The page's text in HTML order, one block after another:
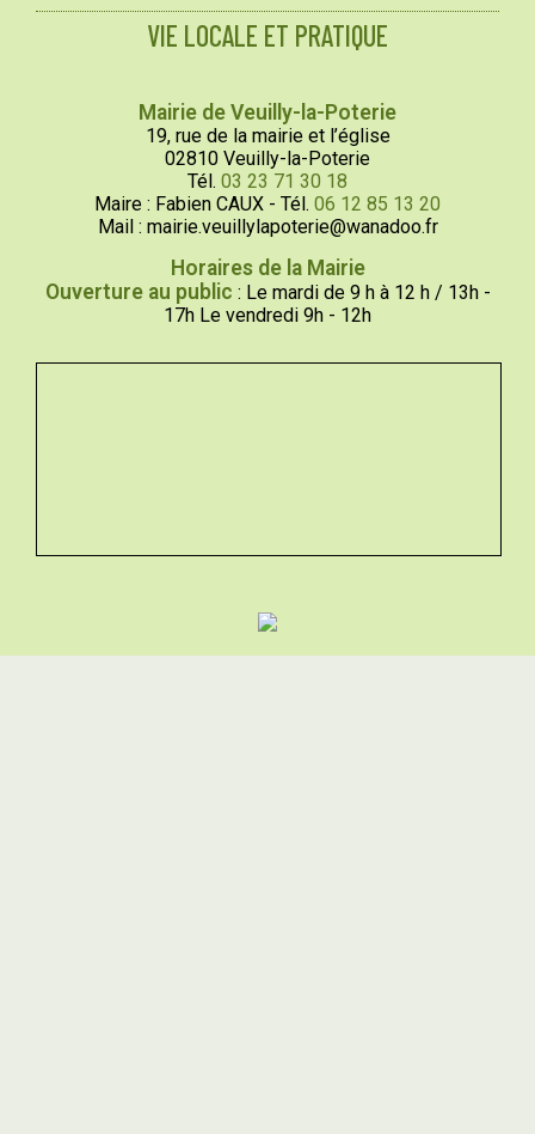
VIE LOCALE ET PRATIQUE
Mairie de Veuilly-la-Poterie
19, rue de la mairie et l’église
02810 Veuilly-la-Poterie
Tél. 03 23 71 30 18
Maire : Fabien CAUX - Tél. 06 12 85 13 20
Mail : mairie.veuillylapoterie@wanadoo.fr
Horaires de la Mairie
Ouverture au public : Le mardi de 9 h à 12 h / 13h -
17h Le vendredi 9h - 12h